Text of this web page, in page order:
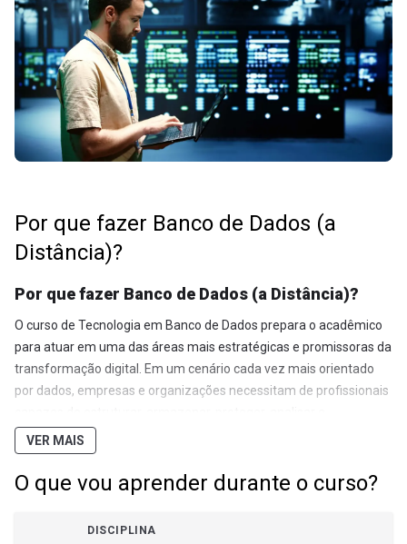
Por que fazer Banco de Dados (a
Distância)?
Por que fazer Banco de Dados (a Distância)?
O curso de Tecnologia em Banco de Dados prepara o acadêmico
para atuar em uma das áreas mais estratégicas e promissoras da
transformação digital. Em um cenário cada vez mais orientado
por dados, empresas e organizações necessitam de profissionais
transformar informações em soluções inteligentes para apoio à
tomada de decisões. Durante a graduação, o aluno desenvolverá
competências em administração de bancos de dados, Big Data,
Ciência de Dados, Inteligência Artificial, Machine Learning,
VER MAIS
O que vou aprender durante o curso?
DISCIPLINA